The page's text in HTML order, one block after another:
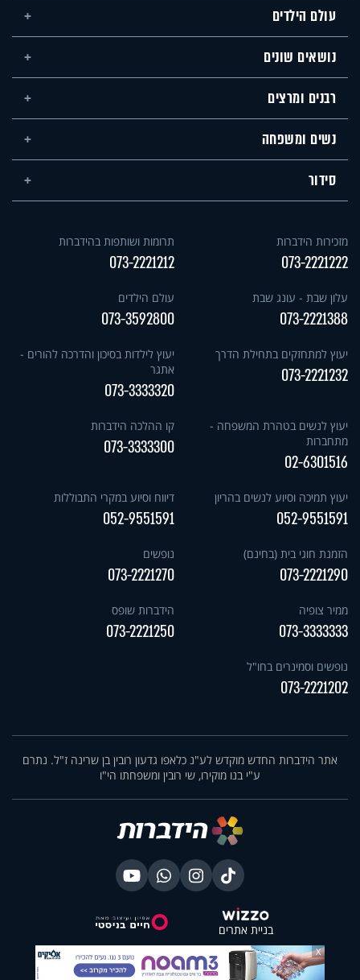
עולם הילדים
נושאים שונים
רבנים ומרצים
נשים ומשפחה
סידור
מזכירות הידברות
073-2221222
תרומות ושותפות בהידברות
073-2221212
עלון שבת - עונג שבת
073-2221388
עולם הילדים
073-3592800
יעוץ למתחזקים בתחילת הדרך
073-2221232
יעוץ לילדות בסיכון והדרכה להורים -
אתגר
073-3333320
יעוץ לנשים בטהרת המשפחה -
מתחברות
02-6301516
קו ההלכה הידברות
073-3333300
יעוץ תמיכה וסיוע לנשים בהריון
052-9551591
דיווח וסיוע במקרי התבוללות
052-9551591
הזמנת חוגי בית (בחינם)
073-2221290
נופשים
073-2221270
ממיר צופיה
073-3333333
הידברות שופס
073-2221250
נופשים וסמינרים בחו"ל
073-2221202
אתר הידברות החדש מוקדש לע"נ כלאפו גדעון רובין בן שרינה ז"ל. נתרם
ע"י בנו מוקירו, שי רובין ומשפחתו הי"ו
בניית אתרים
X